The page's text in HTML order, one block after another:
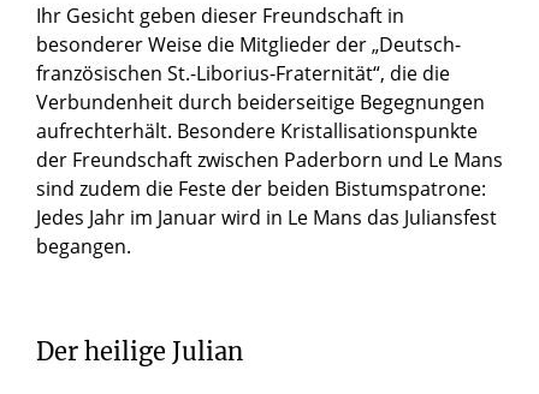
Ihr Gesicht geben dieser Freundschaft in
besonderer Weise die Mitglieder der „Deutsch-
französischen St.-Liborius-Fraternität“, die die
Verbundenheit durch beiderseitige Begegnungen
aufrechterhält. Besondere Kristallisationspunkte
der Freundschaft zwischen Paderborn und Le Mans
sind zudem die Feste der beiden Bistumspatrone:
Jedes Jahr im Januar wird in Le Mans das Juliansfest
begangen.
Der heilige Julian